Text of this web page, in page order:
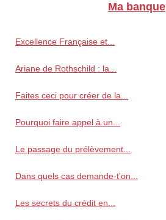
Ma banque
Excellence Française et...
Ariane de Rothschild : la...
Faites ceci pour créer de la...
Pourquoi faire appel à un...
Le passage du prélèvement...
Dans quels cas demande-t'on...
Les secrets du crédit en...